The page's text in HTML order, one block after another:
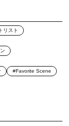
リスト
#Favorite Scene